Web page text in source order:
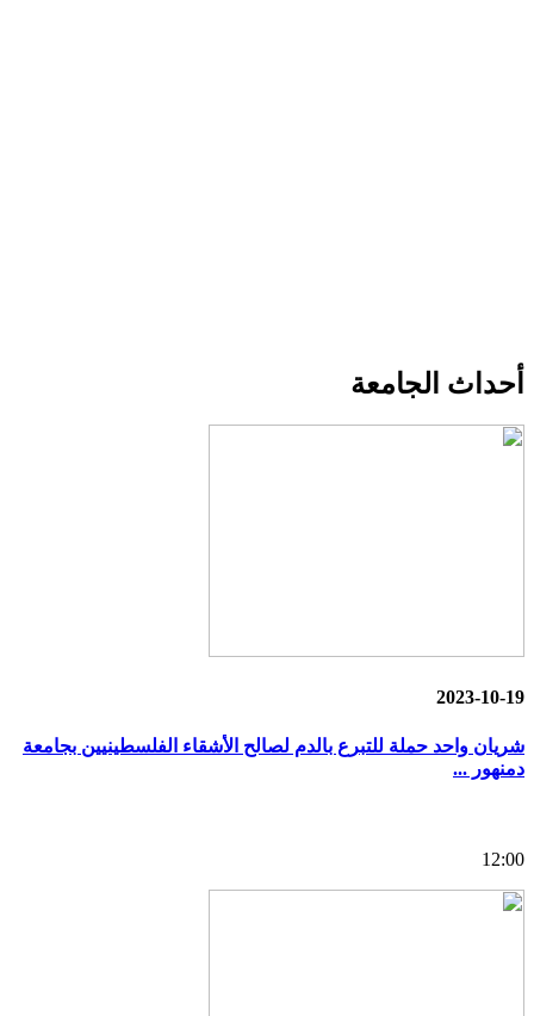
أحداث الجامعة
2023-10-19
شريان واحد حملة للتبرع بالدم لصالح الأشقاء الفلسطينيين بجامعة
دمنهور ...
12:00